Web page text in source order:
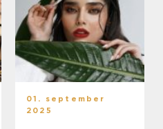
01. september
2025